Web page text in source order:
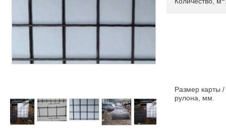
Размер карты /
рулона, мм.